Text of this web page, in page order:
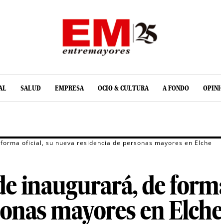
SALUD EMPRESA OCIO & CULTURA A FONDO
oficial, su nueva residencia de personas mayores en Elche
inaugurará, de
mayores en